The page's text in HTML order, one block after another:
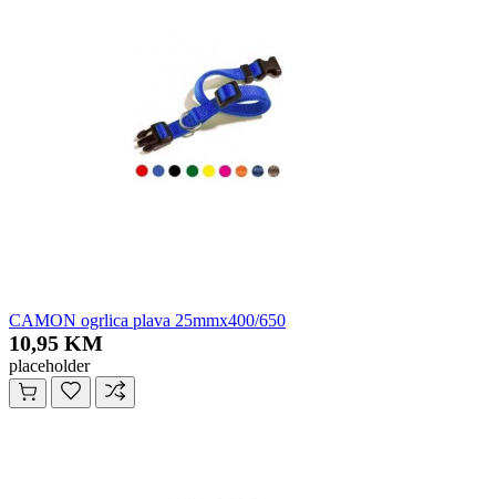
CAMON ogrlica plava 25mmx400/650
10,95 KM
placeholder